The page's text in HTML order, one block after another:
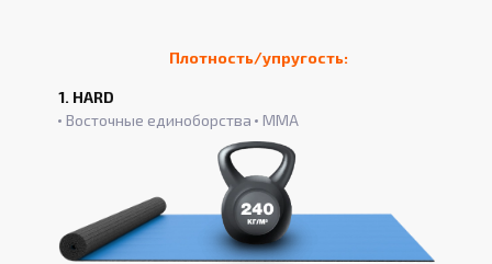
Плотность/упругость:
1. HARD
Восточные единоборства
ММА